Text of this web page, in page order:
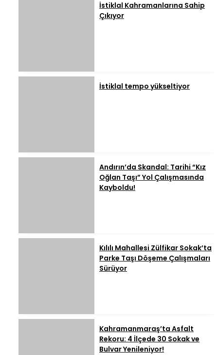
İstiklal Kahramanlarına Sahip
Çıkıyor
İstiklal tempo yükseltiyor
Andırın’da Skandal: Tarihi “Kız
Oğlan Taşı” Yol Çalışmasında
Kayboldu!
Kılılı Mahallesi Zülfikar Sokak’ta
Parke Taşı Döşeme Çalışmaları
Sürüyor
Kahramanmaraş’ta Asfalt
Rekoru: 4 İlçede 30 Sokak ve
Bulvar Yenileniyor!